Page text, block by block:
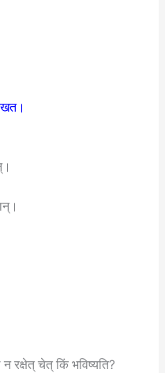
रक्षेत् चेत् किं भविष्यति?